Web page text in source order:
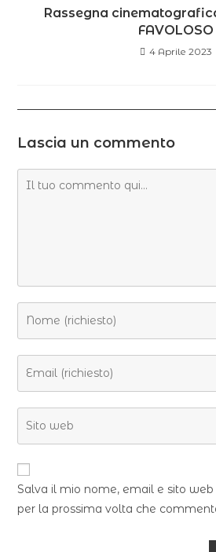
Rassegna
FAVOLOSO
4 Aprile 2023
Lascia un commento
Salva il mio nome, email e sito
per la prossima volta che